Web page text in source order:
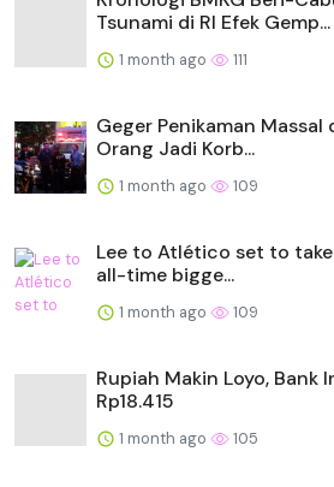
Tsunami di RI Efek Gemp...
1 month ago 111
Geger Penikaman
Orang Jadi Korb...
1 month ago 109
Lee to Atlético set to
all-time bigge...
1 month ago 109
Rupiah Makin Loyo, Bank
Rp18.415
1 month ago 105